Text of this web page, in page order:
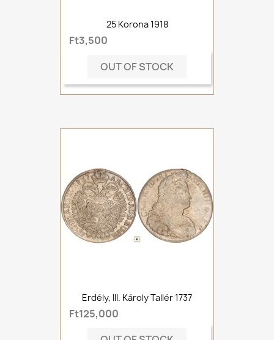
25 Korona 1918
Ft3,500
OUT OF STOCK
Erdély, III. Károly Tallér 1737
Ft125,000